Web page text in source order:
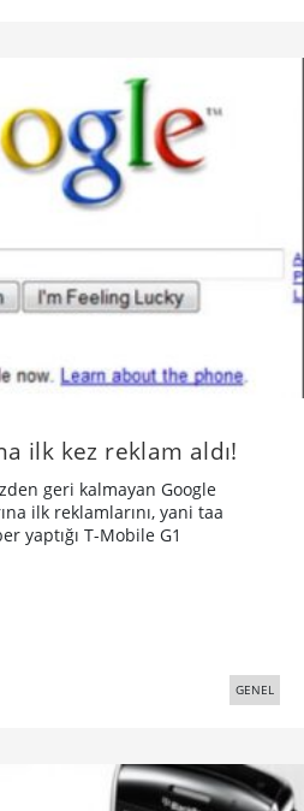
ilk kez reklam aldı!
geri kalmayan Google
ilk reklamlarını, yani taa
yaptığı T-Mobile G1
GENEL